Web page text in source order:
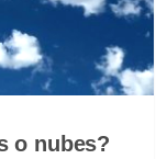
o nubes?